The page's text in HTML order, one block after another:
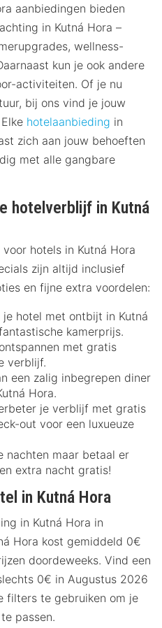
aanbiedingen bieden
in Kutná Hora –
wellness-
kun je ook andere
activiteiten. Of je nu
bij ons vind je jouw
hotelaanbieding in
zich aan jouw behoeften
met alle gangbare
hotelverblijf in Kutná
hotels in Kutná Hora
zijn altijd inclusief
en fijne extra voordelen:
je hotel met ontbijt in Kutná
kamerprijs.
met gratis
verblijf.
een zalig inbegrepen diner
Hora.
je verblijf met gratis
out voor een luxueuze
nachten maar betaal er
extra nacht gratis!
in Kutná Hora
in Kutná Hora in
Hora kost gemiddeld 0€
doordeweeks. Vind een
0€ in Augustus 2026
filters te gebruiken om je
passen.